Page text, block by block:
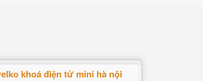
khoá điện tử mini hà nội